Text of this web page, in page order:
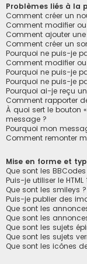
Problèmes liés à la
Comment créer un
Comment modifier
Comment ajouter
Comment créer un
Pourquoi ne puis-je
Comment modifier
Pourquoi ne puis-je
Pourquoi ne puis-je
Pourquoi ai-je reçu
Comment rapporter
À quoi sert le bouton
message ?
Pourquoi mon
Comment remonter
Mise en forme et
Que sont les BBCodes
Puis-je utiliser le HTML
Que sont les smileys ?
Puis-je publier des
Que sont les
Que sont les
Que sont les sujets
Que sont les sujets
Que sont les icônes